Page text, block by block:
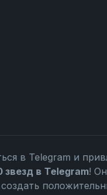
в Telegram и
звезд в Telegram!
создать